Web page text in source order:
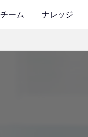
チーム ナレッジ